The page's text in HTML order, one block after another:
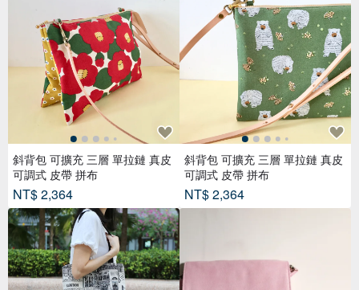
斜背包 可擴充 三層 單拉鏈 真皮
可調式 皮帶 拼布
NT$ 2,364
斜背包 可擴充 三層 單拉鏈 真皮
可調式 皮帶 拼布
NT$ 2,364